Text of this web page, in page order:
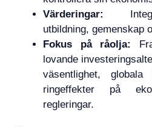
Värderingar:
utbildning, gemenskap
Fokus på råolja:
lovande
väsentlighet, globala
ringeffekter på
regleringar.